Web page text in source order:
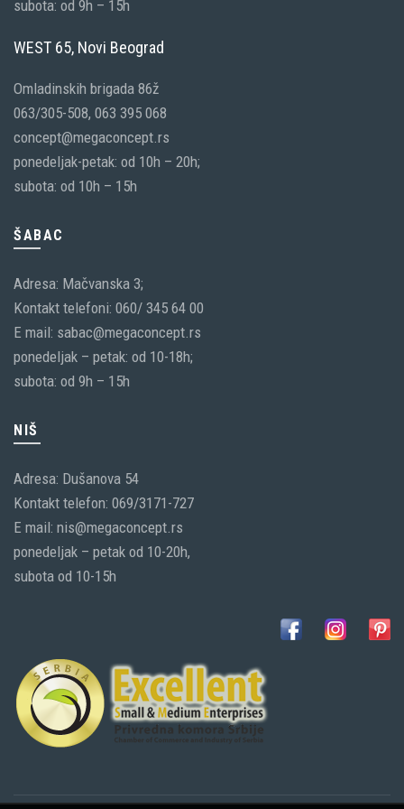
subota: od 9h – 15h
WEST 65, Novi Beograd
Omladinskih brigada 86ž
063/305-508, 063 395 068
concept@megaconcept.rs
ponedeljak-petak: od 10h – 20h;
subota: od 10h – 15h
ŠABAC
Adresa: Mačvanska 3;
Kontakt telefoni: 060/ 345 64 00
E mail: sabac@megaconcept.rs
ponedeljak – petak: od 10-18h;
subota: od 9h – 15h
NIŠ
Adresa: Dušanova 54
Kontakt telefon: 069/3171-727
E mail: nis@megaconcept.rs
ponedeljak – petak od 10-20h,
subota od 10-15h